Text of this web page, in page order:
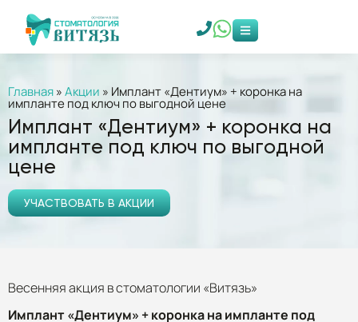
Главная»Акции » Имплант «Дентиум» + коронка на
импланте под ключ по выгодной цене
Имплант «Дентиум» + коронка на
импланте под ключ по выгодной
цене
УЧАСТВОВАТЬ В АКЦИИ
Весенняя акция в стоматологии «Витязь»
Имплант «Дентиум» + коронка на импланте под